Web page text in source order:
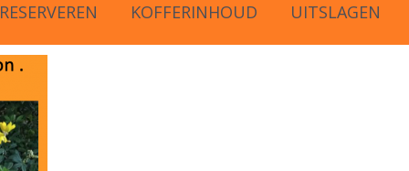
RESERVEREN KOFFERINHOUD UITSLAGEN